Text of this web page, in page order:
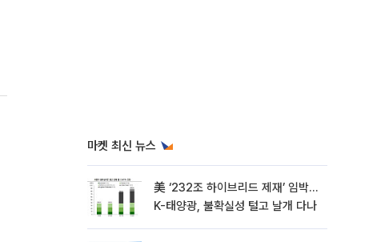
마켓 최신 뉴스
美 ‘232조 하이브리드 제재’ 임박…
K-태양광, 불확실성 털고 날개 다나